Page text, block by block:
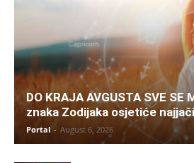
DO KRAJA AVGUSTA SVE SE
znaka Zodijaka osjetiće
Portal - August 6, 2026